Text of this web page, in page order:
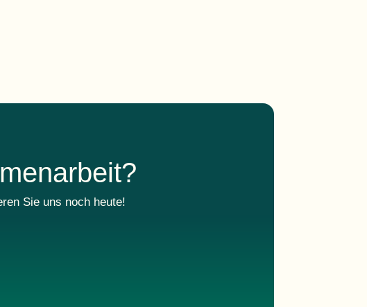
Sie uns noch heute!